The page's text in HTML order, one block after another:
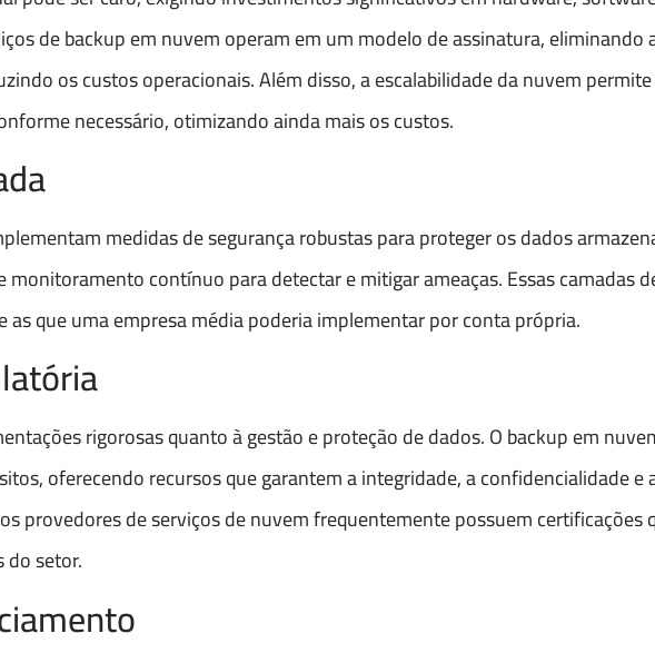
de backup em nuvem operam em um modelo de assinatura, eliminando
os custos operacionais. Além disso, a escalabilidade da nuvem
necessário, otimizando ainda mais os custos.
medidas de segurança robustas para proteger os dados
contínuo para detectar e mitigar ameaças. Essas camadas
que uma empresa média poderia implementar por conta própria.
rigorosas quanto à gestão e proteção de dados. O backup em
oferecendo recursos que garantem a integridade, a confidencialidade e
provedores de serviços de nuvem frequentemente possuem certificações
do setor.